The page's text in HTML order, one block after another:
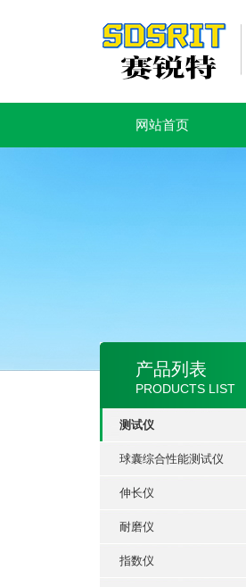
网站首页
产品列表
PRODUCTS LIST
测试仪
球囊综合性能测试仪
伸长仪
耐磨仪
指数仪